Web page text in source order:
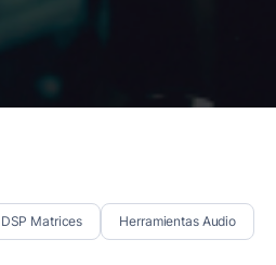
DSP Matrices Herramientas Audio